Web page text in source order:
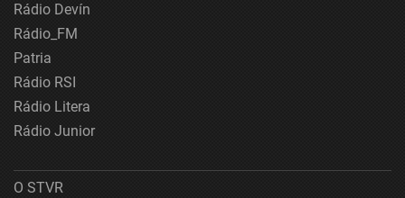
Rádio Devín
Rádio_FM
Patria
Rádio RSI
Rádio Litera
Rádio Junior
O STVR